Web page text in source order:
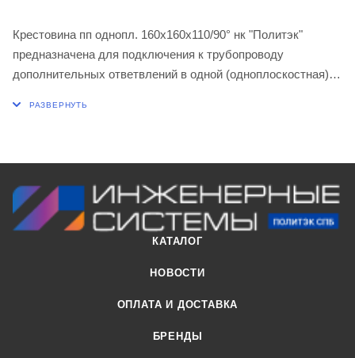
Крестовина пп однопл. 160х160х110/90° нк "Политэк"
предназначена для подключения к трубопроводу
дополнительных ответвлений в одной (одноплоскостная)
КАТАЛОГ
НОВОСТИ
ОПЛАТА И ДОСТАВКА
БРЕНДЫ